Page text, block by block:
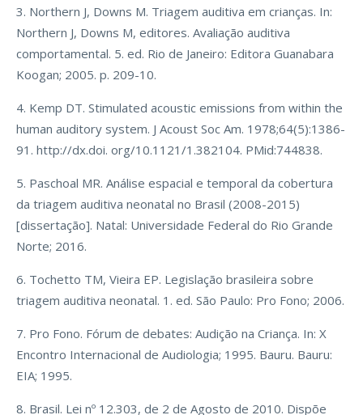
3. Northern J, Downs M. Triagem auditiva em crianças. In:
Northern J, Downs M, editores. Avaliação auditiva
comportamental. 5. ed. Rio de Janeiro: Editora Guanabara
Koogan; 2005. p. 209-10.
4. Kemp DT. Stimulated acoustic emissions from within the
human auditory system. J Acoust Soc Am. 1978;64(5):1386-
91. http://dx.doi. org/10.1121/1.382104. PMid:744838.
5. Paschoal MR. Análise espacial e temporal da cobertura
da triagem auditiva neonatal no Brasil (2008-2015)
[dissertação]. Natal: Universidade Federal do Rio Grande
Norte; 2016.
6. Tochetto TM, Vieira EP. Legislação brasileira sobre
triagem auditiva neonatal. 1. ed. São Paulo: Pro Fono; 2006.
7. Pro Fono. Fórum de debates: Audição na Criança. In: X
Encontro Internacional de Audiologia; 1995. Bauru. Bauru:
EIA; 1995.
8. Brasil. Lei nº 12.303, de 2 de Agosto de 2010. Dispõe